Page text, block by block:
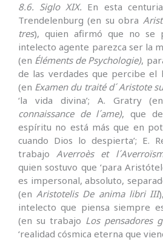
8.6. Siglo XIX. En esta
Trendelenburg (en su obra
tres), quien afirmó que no se
intelecto agente parezca ser la
(en Éléments de Psychologie),
de las verdades que percibe el
(en Examen du traité d´ Aristote
‘la vida divina’; A. Gratry
connaissance de l´ame), que
espíritu no está más que en
cuando Dios lo despierta’; E.
trabajoAverroès et
quien sostuvo que ‘para
es impersonal, absoluto,
(enAristotelis De anima libri III
intelecto que piensa siempre
(en su trabajo Los pensadores
‘realidad cósmica eterna que